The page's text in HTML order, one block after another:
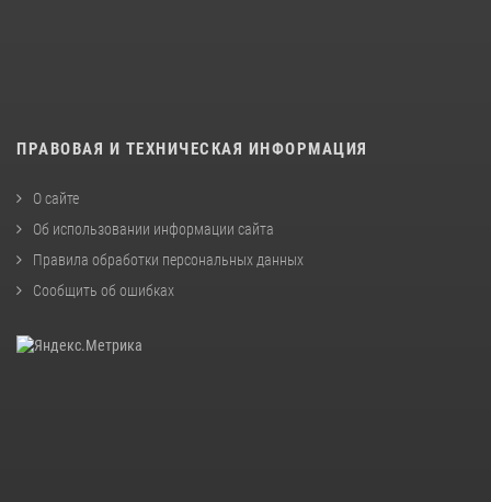
ПРАВОВАЯ И ТЕХНИЧЕСКАЯ ИНФОРМАЦИЯ
О сайте
Об использовании информации сайта
Правила обработки персональных данных
Сообщить об ошибках